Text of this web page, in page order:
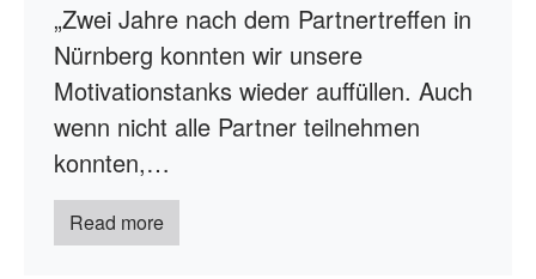
„Zwei Jahre nach dem Partnertreffen in
Nürnberg konnten wir unsere
Motivationstanks wieder auffüllen. Auch
wenn nicht alle Partner teilnehmen
konnten,…
Read more